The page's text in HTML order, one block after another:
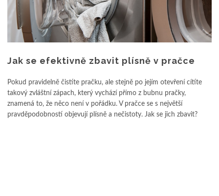
Jak se efektivně zbavit plísně v pračce
Pokud pravidelně čistíte pračku, ale stejně po jejím otevření cítíte
takový zvláštní zápach, který vychází přímo z bubnu pračky,
znamená to, že něco není v pořádku. V pračce se s největší
pravděpodobností objevují plísně a nečistoty. Jak se jich zbavit?